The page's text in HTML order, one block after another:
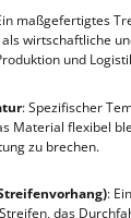
maßgefertigtes
als wirtschaftliche
und
: Spezifischer
Material flexibel
zu brechen.
:
das